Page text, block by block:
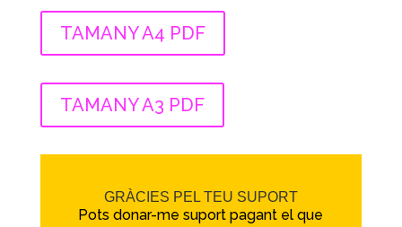
TAMANY A4 PDF
TAMANY A3 PDF
GRÀCIES PEL TEU SUPORT
Pots donar-me suport pagant el que